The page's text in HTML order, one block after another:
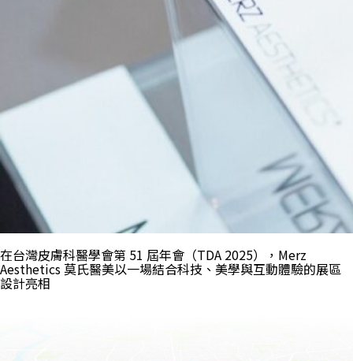
在台灣皮膚科醫學會第 51 屆年會（TDA 2025），Merz
Aesthetics 莫氏醫美以一場結合科技、美學與互動體驗的展區
設計亮相